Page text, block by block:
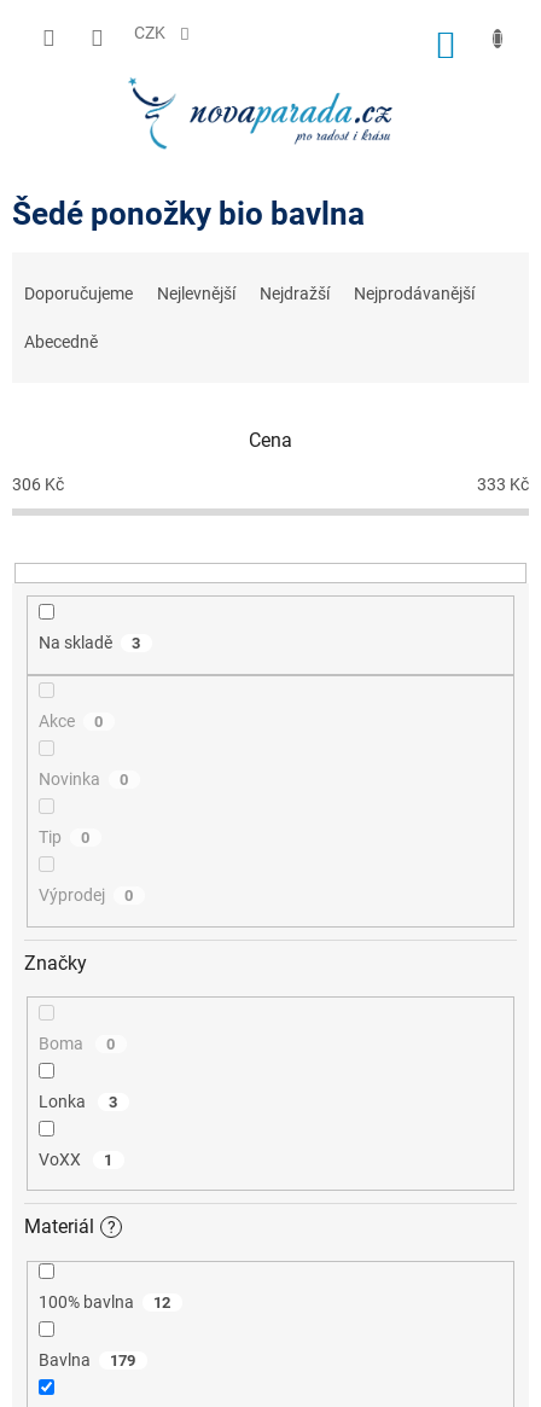
CZK
Šedé ponožky bio bavlna
u
k
ů
Doporučujeme Nejlevnější Nejdražší Nejprodávanější
Abecedně
Cena
306 Kč 333 Kč
Na skladě 3
Akce 0
Novinka 0
Tip 0
Výprodej 0
Značky
Boma 0
Lonka 3
VoXX 1
Materiál ?
100% bavlna 12
Bavlna 179